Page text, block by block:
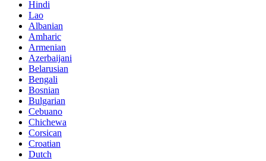
Hindi
Lao
Albanian
Amharic
Armenian
Azerbaijani
Belarusian
Bengali
Bosnian
Bulgarian
Cebuano
Chichewa
Corsican
Croatian
Dutch